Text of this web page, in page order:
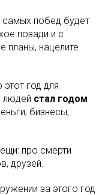
самых побед будет
позади и с
планы, нацелите
год для
людей стал годом
бизнесы,
про смерти
друзей.
за этого год